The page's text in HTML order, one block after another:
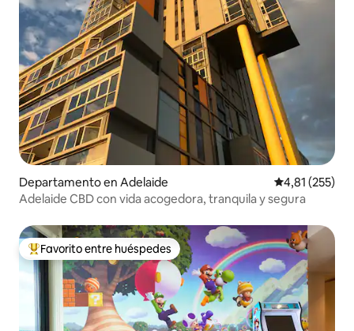
Departamento en Adelaide Calificación
4,81 (255)
Adelaide CBD con vida acogedora, tranquila y segura
Favorito entre los huéspedes más destacados
Favorito entre huéspedes